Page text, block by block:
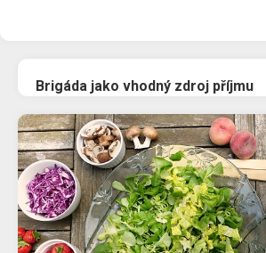
Brigáda jako vhodný zdroj příjmu